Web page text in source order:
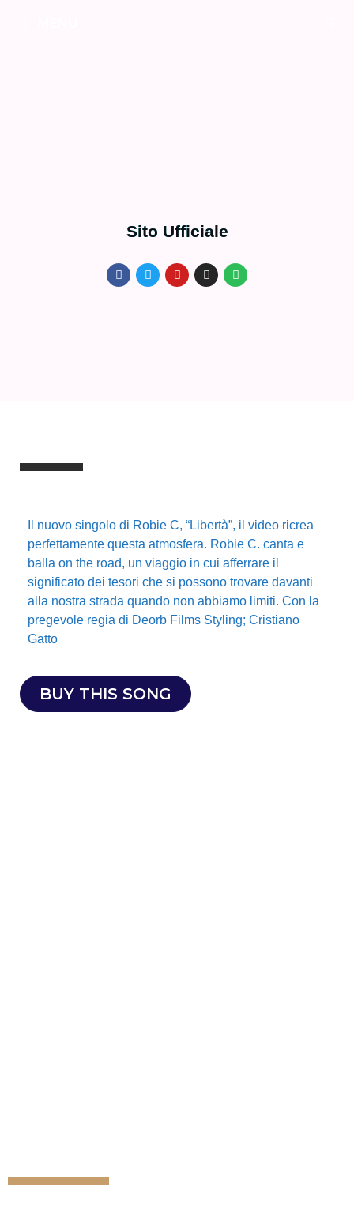
Sito Ufficiale
Il nuovo singolo di Robie C, “Libertà”, il video ricrea
perfettamente questa atmosfera. Robie C. canta e
balla on the road, un viaggio in cui afferrare il
significato dei tesori che si possono trovare davanti
alla nostra strada quando non abbiamo limiti. Con la
pregevole regia di Deorb Films Styling; Cristiano
Gatto
BUY THIS SONG